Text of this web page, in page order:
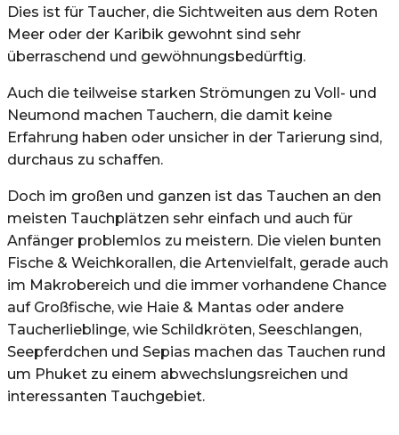
Dies ist für Taucher, die Sichtweiten aus dem Roten
Meer oder der Karibik gewohnt sind sehr
überraschend und gewöhnungsbedürftig.
Auch die teilweise starken Strömungen zu Voll- und
Neumond machen Tauchern, die damit keine
Erfahrung haben oder unsicher in der Tarierung sind,
durchaus zu schaffen.
Doch im großen und ganzen ist das Tauchen an den
meisten Tauchplätzen sehr einfach und auch für
Anfänger problemlos zu meistern. Die vielen bunten
Fische & Weichkorallen, die Artenvielfalt, gerade auch
im Makrobereich und die immer vorhandene Chance
auf Großfische, wie Haie & Mantas oder andere
Taucherlieblinge, wie Schildkröten, Seeschlangen,
Seepferdchen und Sepias machen das Tauchen rund
um Phuket zu einem abwechslungsreichen und
interessanten Tauchgebiet.